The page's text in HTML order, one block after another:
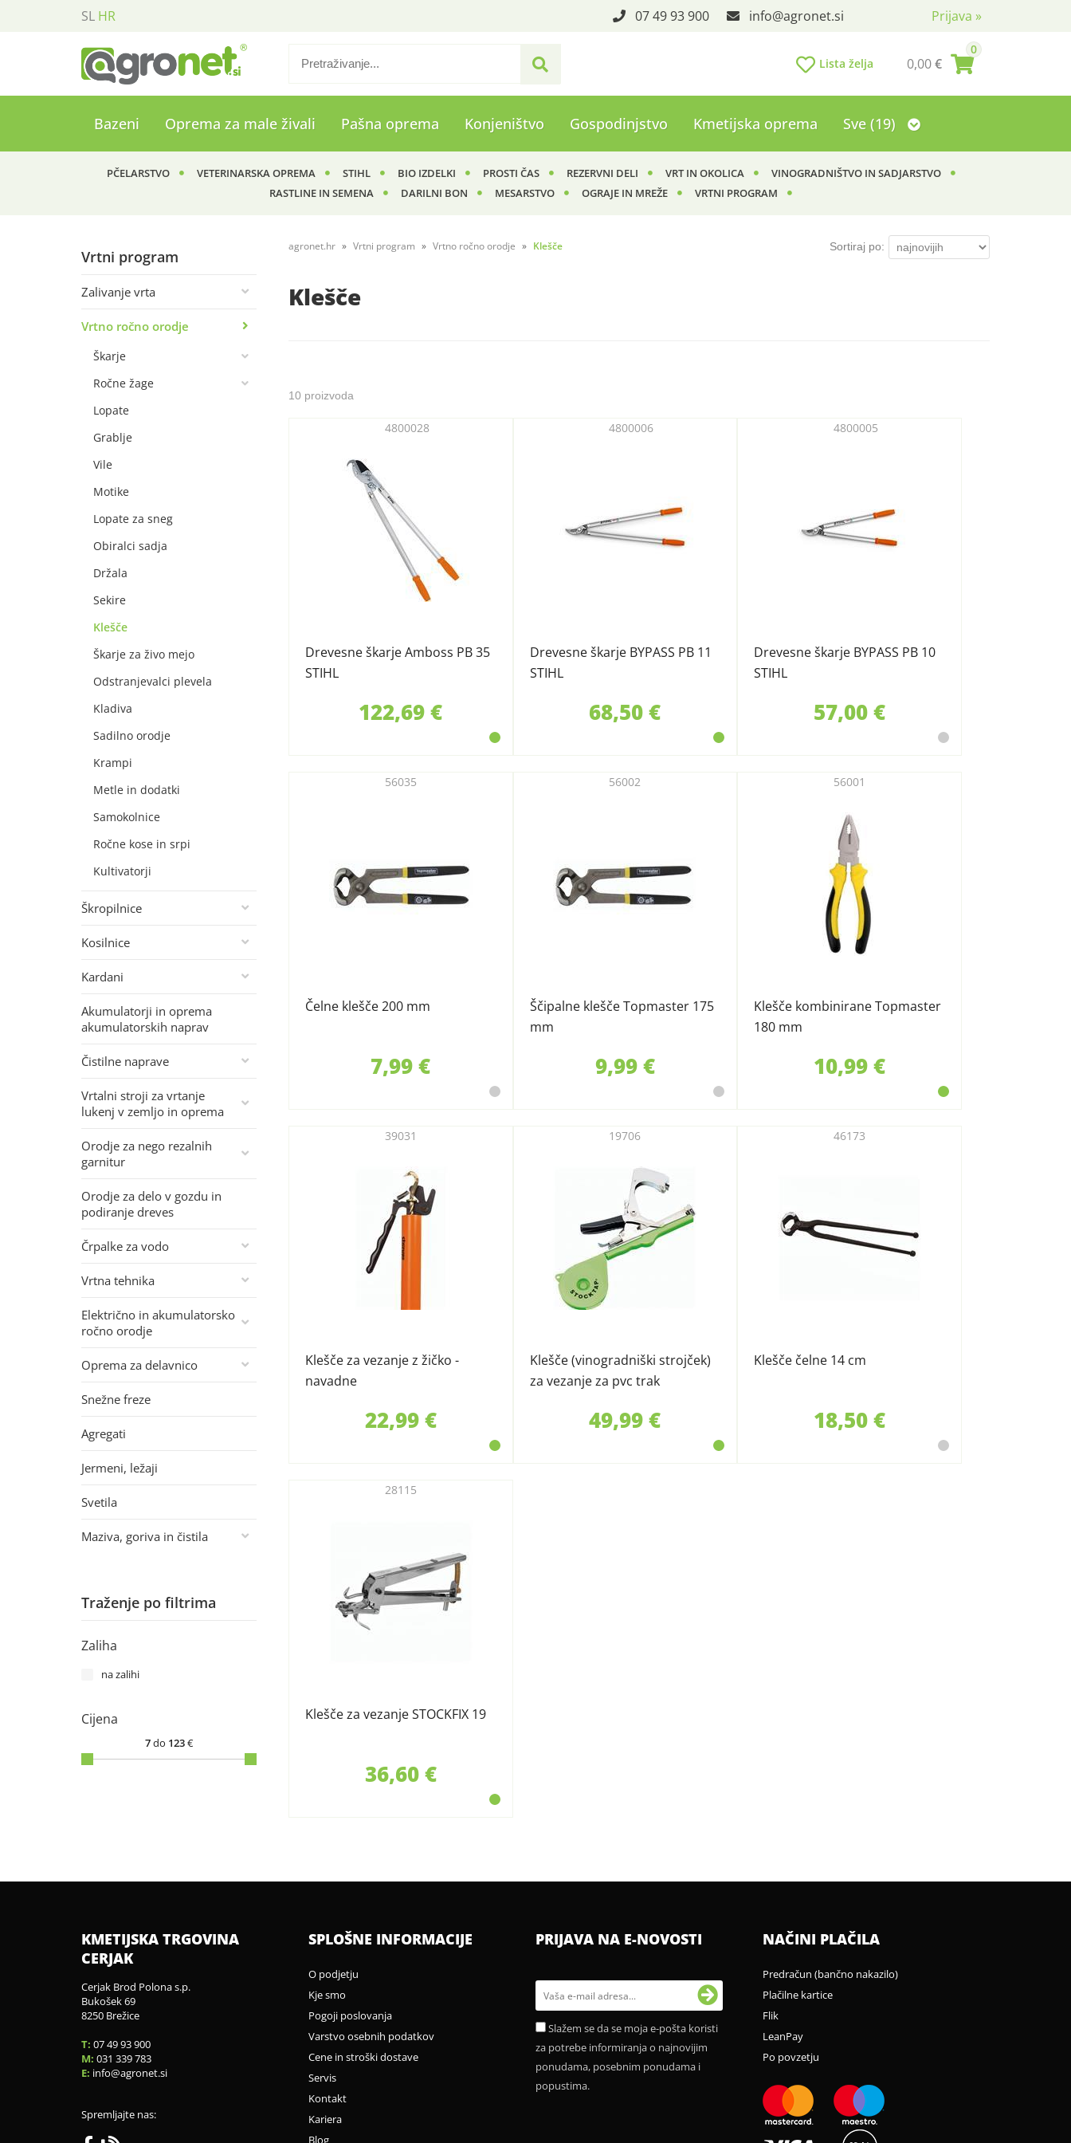
SL HR Prijava »
07 49 93 900 info agronet.si
0
0,00€
Lista želja
Bazeni Oprema za male živali Pašna oprema Konjeništvo Gospodinjstvo Kmetijska oprema Sve (19)
PČELARSTVO VETERINARSKA OPREMA STIHL BIO IZDELKI PROSTI ČAS REZERVNI DELI VRT IN OKOLICA
VINOGRADNIŠTVO IN SADJARSTVO
RASTLINE IN SEMENA
DARILNI BON MESARSTVO OGRAJE IN MREŽE VRTNI PROGRAM
Vrtni program
Zalivanje vrta
Vrtno ročno orodje
Škarje
Ročne žage
Lopate
Grablje
Vile
Motike
Lopate za sneg
Obiralci sadja
Držala
Sekire
Klešče
Škarje za živo mejo
Odstranjevalci plevela
Kladiva
Sadilno orodje
Krampi
Metle in dodatki
Samokolnice
Ročne kose in srpi
Kultivatorji
Škropilnice
Kosilnice
Kardani
Akumulatorji in oprema
akumulatorskih naprav
Čistilne naprave
Vrtalni stroji za vrtanje
lukenj v zemljo in oprema
Orodje za nego rezalnih
garnitur
Orodje za delo v gozdu in
podiranje dreves
Črpalke za vodo
Vrtna tehnika
Električno in akumulatorsko
ročno orodje
Oprema za delavnico
Snežne freze
Agregati
Jermeni, ležaji
Svetila
Maziva, goriva in čistila
Traženje po filtrima
Zaliha
na zalihi
Cijena
7do 123€
agronet.hr Vrtni program Vrtno ročno orodje Klešče Sortiraj po:
Klešče
10 proizvoda
Drevesne škarje Amboss PB 35
STIHL
4800028
122,69 €
Drevesne škarje BYPASS PB 11
STIHL
4800006
68,50 €
Drevesne škarje BYPASS PB 10
STIHL
4800005
57,00 €
Čelne klešče 200 mm
56035
7,99 €
Ščipalne klešče Topmaster 175
mm
56002
9,99 €
Klešče kombinirane Topmaster
180 mm
56001
10,99 €
Klešče za vezanje z žičko -
navadne
39031
22,99 €
Klešče (vinogradniški strojček)
za vezanje za pvc trak
19706
49,99 €
Klešče čelne 14 cm
46173
18,50 €
Klešče za vezanje STOCKFIX 19
28115
36,60 €
KMETIJSKA TRGOVINA
CERJAK
Cerjak Brod Polona s.p.
Bukošek 69
8250 Brežice
T: 07 49 93 900
M: 031 339 783
E: info agronet.si
Spremljajte nas:
SPLOŠNE INFORMACIJE
O podjetju
Kje smo
Pogoji poslovanja
Varstvo osebnih podatkov
Cene in stroški dostave
Servis
Kontakt
Kariera
Blog
PRIJAVA NA E-NOVOSTI
Slažem se da se moja e-pošta koristi
za potrebe informiranja o najnovijim
ponudama, posebnim ponudama i
popustima.
NAČINI PLAČILA
Predračun (bančno nakazilo)
Plačilne kartice
Flik
LeanPay
Po povzetju